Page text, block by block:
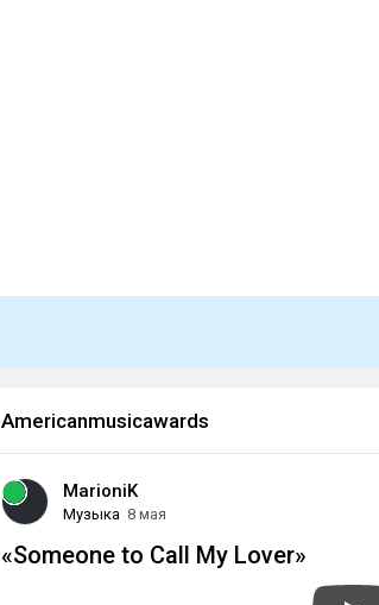
Americanmusicawards
MarioniK
Музыка 8 мая
«Someone to Call My Lover»